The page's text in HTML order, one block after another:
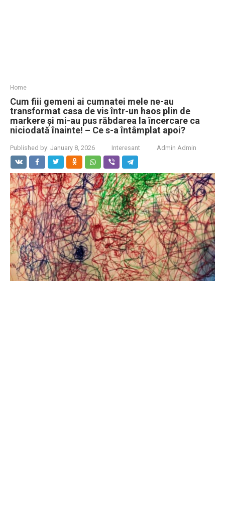
Home
Cum fiii gemeni ai cumnatei mele ne-au
transformat casa de vis într-un haos plin de
markere și mi-au pus răbdarea la încercare ca
niciodată înainte! – Ce s-a întâmplat apoi?
Published by: January 8, 2026 Interesant Admin Admin